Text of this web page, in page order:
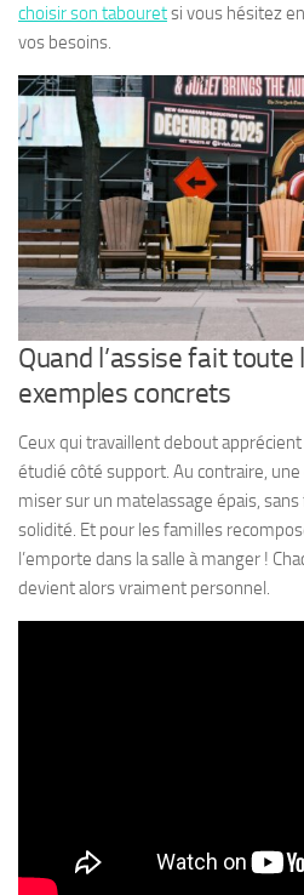
choisir son tabouretsi vous hésitez
vos besoins.
Quand l’assise fait toute
exemples concrets
Ceux qui travaillent debout
étudié côté support. Au contraire,
miser sur un matelassage épais,
solidité. Et pour les familles
l’emporte dans la salle à manger !
devient alors vraiment personnel.